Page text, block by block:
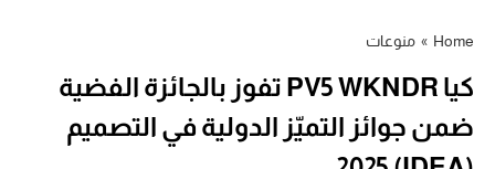
Home
» منوعات
كيا PV5 WKNDR تفوز بالجائزة الفضية
ضمن جوائز التميّز الدولية في التصميم